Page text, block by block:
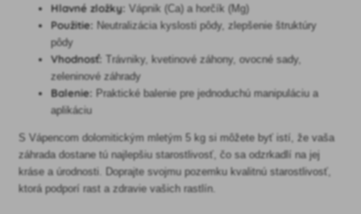
Hlavné zložky: Vápnik (Ca) a horčík (Mg)
Použitie: Neutralizácia kyslosti pôdy, zlepšenie štruktúry
pôdy
Vhodnosť: Trávniky, kvetinové záhony, ovocné sady,
zeleninové záhrady
Balenie: Praktické balenie pre jednoduchú manipuláciu a
aplikáciu
S Vápencom dolomitickým mletým 5 kg si môžete byť istí, že vaša
záhrada dostane tú najlepšiu starostlivosť, čo sa odzrkadlí na jej
kráse a úrodnosti. Doprajte svojmu pozemku kvalitnú starostlivosť,
ktorá podporí rast a zdravie vašich rastlín.